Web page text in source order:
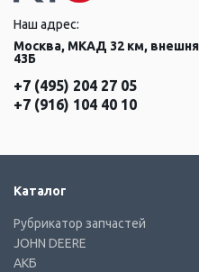
Наш адрес:
Москва, МКАД 32 км,
43Б
+7 (495) 204 27 05
+7 (916) 104 40 10
Каталог
Рубрикатор запчастей
JOHN DEERE
АКБ